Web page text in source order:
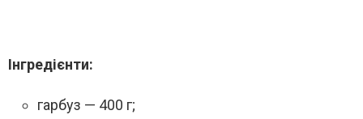
Інгредієнти:
гарбуз — 400 г;